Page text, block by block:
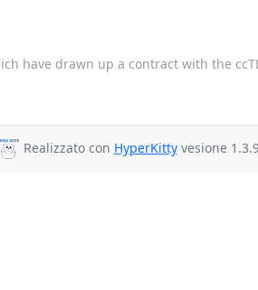
have drawn up a contract with the
Realizzato con HyperKittyvesione